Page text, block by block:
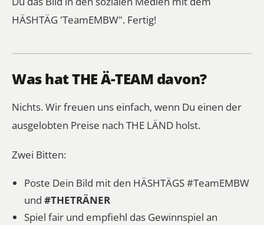
HÄSHTÄG 'TeamEMBW". Fertig!
Was hat THE Ä-TEAM davon?
Nichts. Wir freuen uns einfach, wenn Du einen der
ausgelobten Preise nach THE LÄND holst.
Zwei Bitten:
Poste Dein Bild mit den HÄSHTÄGS #TeamEMBW
und #THETRÄNER
Spiel fair und empfiehl das Gewinnspiel an